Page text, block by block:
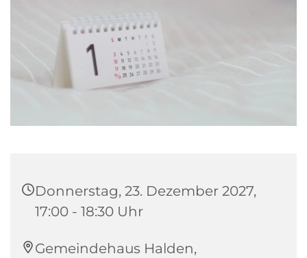
Donnerstag, 23. Dezember 2027,
17:00 - 18:30 Uhr
Gemeindehaus Halden,